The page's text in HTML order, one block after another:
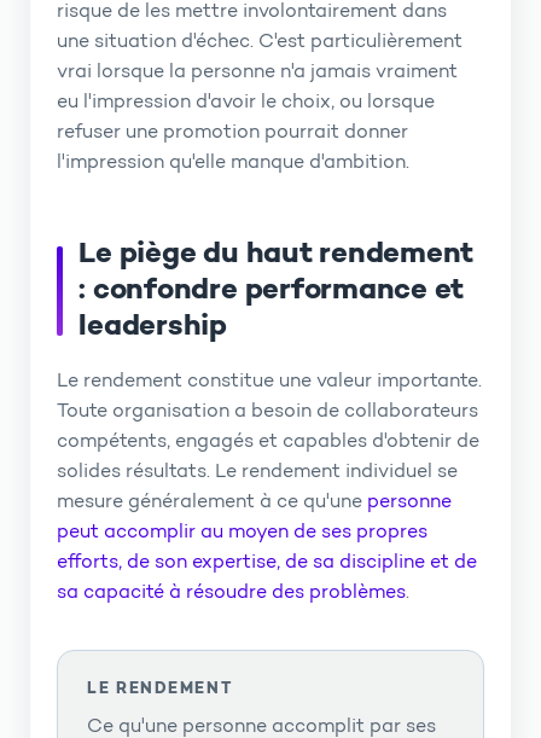
risque de les mettre involontairement dans
une situation d'échec. C'est particulièrement
vrai lorsque la personne n'a jamais vraiment
eu l'impression d'avoir le choix, ou lorsque
refuser une promotion pourrait donner
l'impression qu'elle manque d'ambition.
Le piège du haut rendement
: confondre performance et
leadership
Le rendement constitue une valeur importante.
Toute organisation a besoin de collaborateurs
compétents, engagés et capables d'obtenir de
solides résultats. Le rendement individuel se
mesure généralement à ce qu'une personne
peut accomplir au moyen de ses propres
efforts, de son expertise, de sa discipline et de
sa capacité à résoudre des problèmes.
LE RENDEMENT
Ce qu'une personne accomplit par ses